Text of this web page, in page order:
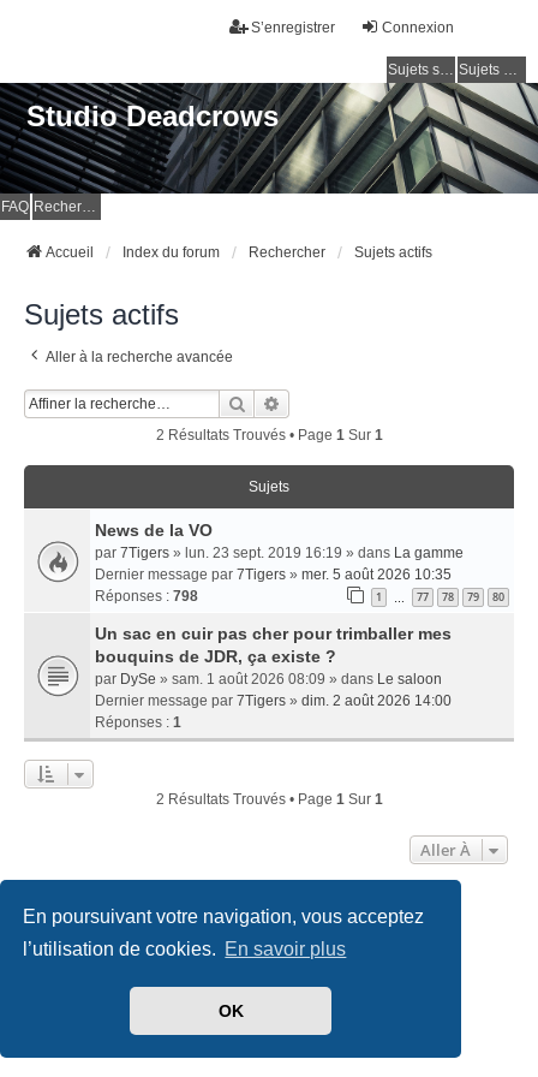
En poursuivant votre navigation, vous acceptez
l’utilisation de cookies. En savoir plus
OK
Connexion
S’enregistrer
Sujets sans réponse Sujets actifs
Studio Deadcrows
FAQ Rechercher
Accueil Index du forum Rechercher Sujets actifs
Sujets actifs
Aller à la recherche avancée
Rechercher
2 Résultats Trouvés • Page 1Sur 1
Sujets
News de la VO
par 7Tigers » lun. 23 sept. 2019 16:19 » dans La gamme
Dernier message par 7Tigers » mer. 5 août 2026 10:35
Réponses : 798 1 77 78 79 80
Un sac en cuir pas cher pour trimballer mes
bouquins de JDR, ça existe ?
par DySe » sam. 1 août 2026 08:09 » dans Le saloon
Dernier message par 7Tigers » dim. 2 août 2026 14:00
Réponses : 1
2 Résultats Trouvés • Page 1Sur 1
Aller À
Accueil Index du forum Nous contacter
phpBB-fr.com
created by INVENTEA & v12mike
Conditions